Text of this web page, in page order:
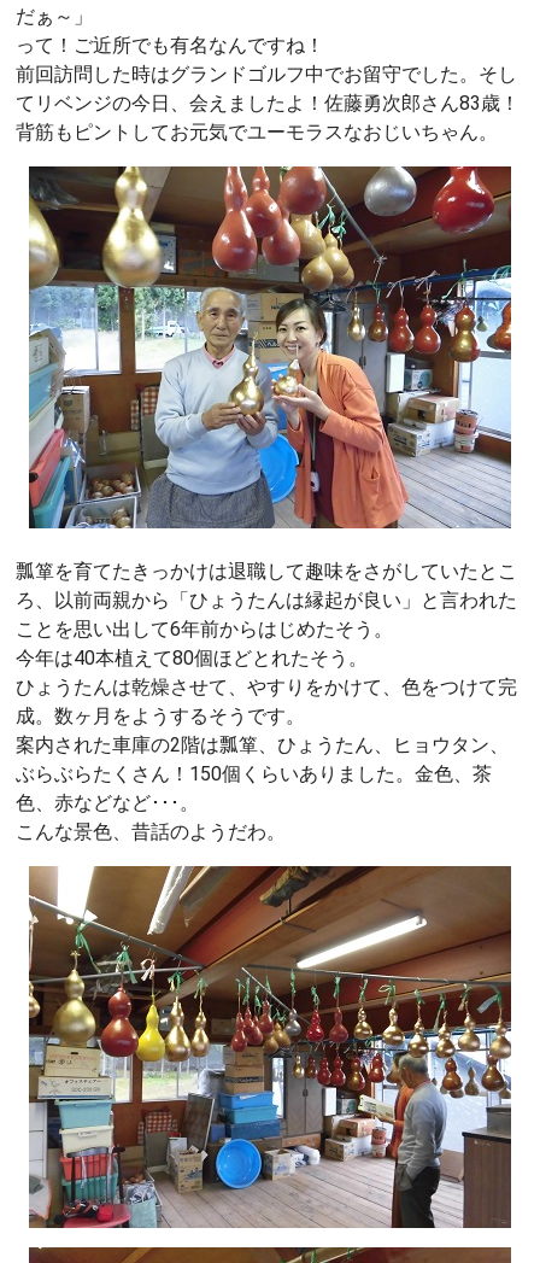
だぁ～」
って！ご近所でも有名なんですね！
前回訪問した時はグランドゴルフ中でお留守でした。そし
てリベンジの今日、会えましたよ！佐藤勇次郎さん83歳！
背筋もピントしてお元気でユーモラスなおじいちゃん。
瓢箪を育てたきっかけは退職して趣味をさがしていたとこ
ろ、以前両親から「ひょうたんは縁起が良い」と言われた
ことを思い出して6年前からはじめたそう。
今年は40本植えて80個ほどとれたそう。
ひょうたんは乾燥させて、やすりをかけて、色をつけて完
成。数ヶ月をようするそうです。
案内された車庫の2階は瓢箪、ひょうたん、ヒョウタン、
ぶらぶらたくさん！150個くらいありました。金色、茶
色、赤などなど･･･。
こんな景色、昔話のようだわ。